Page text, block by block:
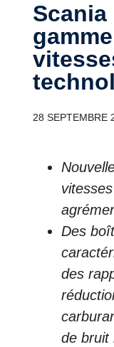
Scania présente une
28 SEPTEMBRE
Des
des
de bruit